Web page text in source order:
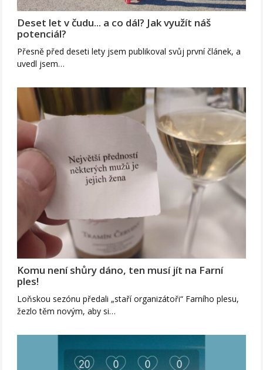
Deset let v čudu... a co dál? Jak využít náš
potenciál?
Přesně před deseti lety jsem publikoval svůj první článek, a
uvedl jsem…
Komu není shůry dáno, ten musí jít na Farní
ples!
Loňskou sezónu předali „staří organizátoři“ Farního plesu,
žezlo těm novým, aby si…